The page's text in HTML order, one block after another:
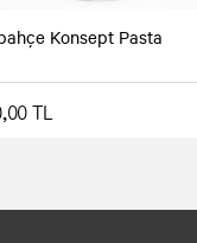
Konsept Pasta
TL